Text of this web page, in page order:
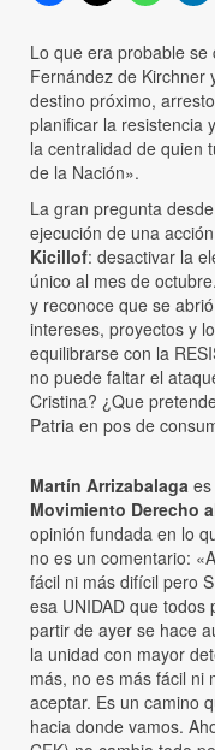
Lo que era probable
Fernández de Kirchner
destino próximo,
planificar la resistencia
la centralidad de quien
de la Nación».
La gran pregunta
ejecución de una
Kicillof: desactivar la
único al mes de
y reconoce que se
intereses, proyectos y
equilibrarse con la
no puede faltar el
Cristina? ¿Que
Patria en pos de
Martín Arrizabalaga
Movimiento Derecho
opinión fundada en lo
no es un comentario:
fácil ni más difícil pero
esa UNIDAD que
partir de ayer se hace
la unidad con mayor
más, no es más fácil ni
aceptar. Es un camino
hacia donde vamos.